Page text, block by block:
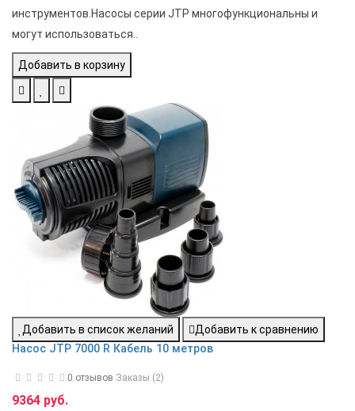
инструментов.Насосы серии JTP многофункциональны и
могут использоваться..
Добавить в корзину
Добавить в список желаний
Добавить к сравнению
Насос JTP 7000 R Кабель 10 метров
0 отзывов Заказы (2)
9364 руб.